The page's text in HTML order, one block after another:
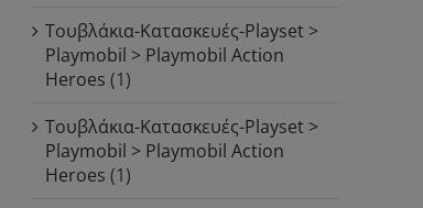
Τουβλάκια-Κατασκευές-Playset >
Playmobil > Playmobil Action
Heroes (1)
Τουβλάκια-Κατασκευές-Playset >
Playmobil > Playmobil Action
Heroes (1)